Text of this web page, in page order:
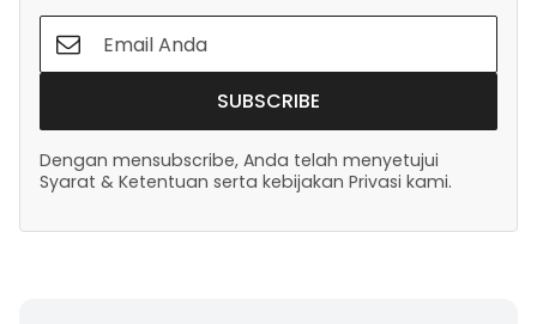
SUBSCRIBE
Dengan mensubscribe, Anda telah menyetujui
Syarat & Ketentuan serta kebijakan Privasi kami.